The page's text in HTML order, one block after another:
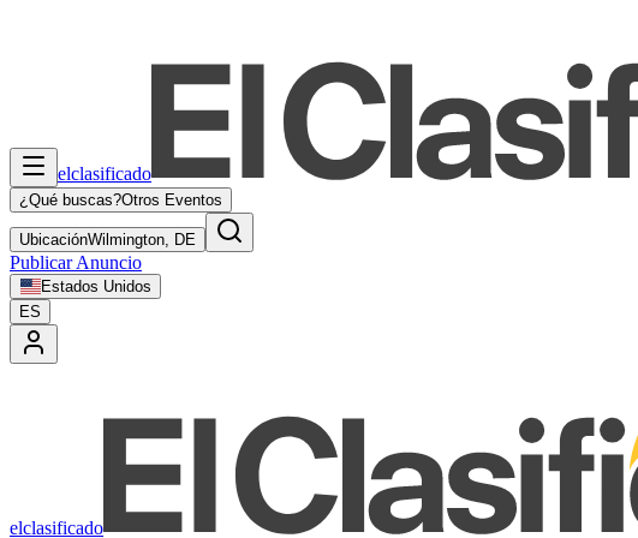
elclasificado
¿Qué buscas?Otros Eventos
UbicaciónWilmington, DE
Publicar Anuncio
Estados Unidos
ES
elclasificado